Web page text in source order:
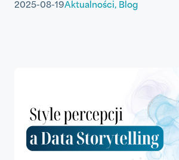
2025-08-19Aktualności, Blog